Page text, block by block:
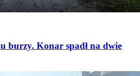
burzy. Konar spadł na dwie